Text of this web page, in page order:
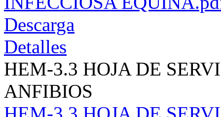
Descarga
Detalles
HEM-3.3 HOJA DE
ANFIBIOS